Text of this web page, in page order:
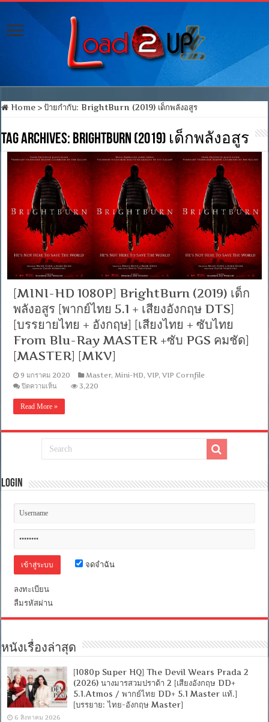
Home > ป้ายกำกับ:BrightBurn (2019) เด็กพลังอสูร
Tag Archives: BrightBurn (2019) เด็กพลังอสูร
[MINI-HD 1080P] BrightBurn (2019) เด็ก
พลังอสูร [พากย์ไทย 5.1 + เสียงอังกฤษ DTS]
[บรรยายไทย + อังกฤษ] [เสียงไทย + ซับไทย
From Blu-Ray MASTER +ซับ PGS คมชัด]
[MASTER] [MKV]
9 มกราคม 2020 Master, Mini-HD,VIP,VIP Cornfile
ปิดความเห็น
1080P]
(2019)
พลัง
ไทย
DTS]
อังกฤษ]
ไทย
Ray
MASTER
+ซับ
PGS
คม
ชัด]
[MASTER]
[MKV]
3,220
Read More »
Login
จดจำฉัน
ลงทะเบียน
ลืมรหัสผ่าน
หนังเรื่องล่าสุด
[1080p Super HQ] The Devil Wears Prada 2
(2026) นางมารสวมปราด้า 2 [เสียงอังกฤษ DD+
5.1.Atmos / พากย์ไทย DD+ 5.1 Master แท้.]
[บรรยาย: ไทย-อังกฤษ Master]
6 สิงหาคม 2026